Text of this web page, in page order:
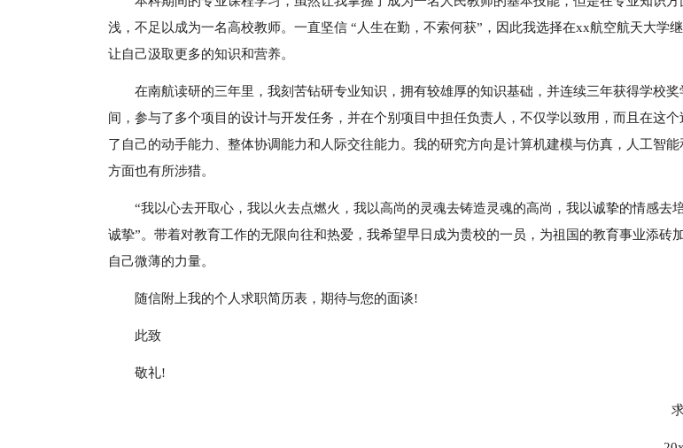
浅，不足以成为一名高校教师。一直坚信 “人生在勤，不索何获”，因此我选择在xx航空航天大学继
让自己汲取更多的知识和营养。
在南航读研的三年里，我刻苦钻研专业知识，拥有较雄厚的知识基础，并连续三年获得学校奖
间，参与了多个项目的设计与开发任务，并在个别项目中担任负责人，不仅学以致用，而且在这
了自己的动手能力、整体协调能力和人际交往能力。我的研究方向是计算机建模与仿真，人工智
方面也有所涉猎。
“我以心去开取心，我以火去点燃火，我以高尚的灵魂去铸造灵魂的高尚，我以诚挚的情感去
诚挚”。带着对教育工作的无限向往和热爱，我希望早日成为贵校的一员，为祖国的教育事业添砖
自己微薄的力量。
随信附上我的个人求职简历表，期待与您的面谈!
此致
敬礼!
求